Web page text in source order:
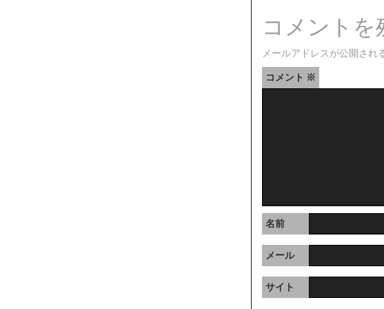
コメントを
メールアドレスが公開され
コメント ※
名前
メール
サイト